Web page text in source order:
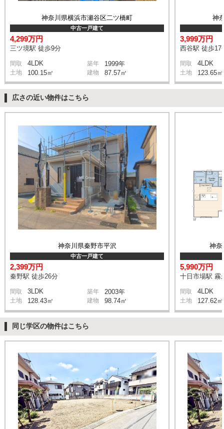
神奈川県横浜市瀬谷区二ツ橋町
中古一戸建て
4,299万円
三ツ境駅 徒歩9分
間取 4LDK 築年 1999年
土地 100.15㎡ 建物 87.57㎡
神
3,999万円
西谷駅 徒歩17
間取 4LDK
土地 123.65㎡
広さの近い物件はこちら
神奈川県秦野市平沢
中古一戸建て
2,399万円
秦野駅 徒歩26分
間取 3LDK 築年 2003年
土地 128.43㎡ 建物 98.74㎡
神奈
5,990万円
十日市場駅 霧
間取 4LDK
土地 127.62㎡
同じ学区の物件はこちら